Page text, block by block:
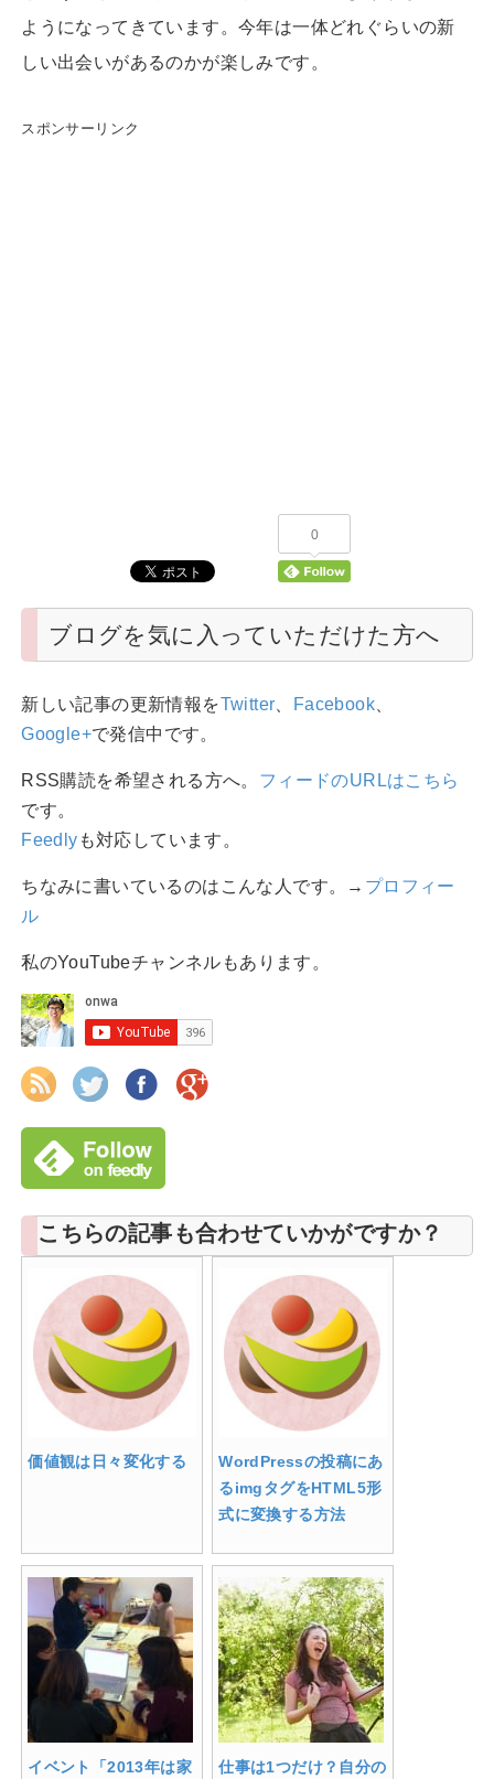
ようになってきています。今年は一体どれぐらいの新
しい出会いがあるのかが楽しみです。
スポンサーリンク
0
ブログを気に入っていただけた方へ
新しい記事の更新情報をTwitter Facebook
Google+で発信中です。
RSS購読を希望される方へ。 フィードのURLはこちら
です。
Feedly も対応しています。
ちなみに書いているのはこんな人です。→ プロフィー
ル
私のYouTubeチャンネルもあります。
こちらの記事も合わせていかがですか？
価値観は日々変化する
WordPressの投稿にあ
るimgタグをHTML5形
式に変換する方法
イベント「2013年は家
仕事は1つだけ？自分の